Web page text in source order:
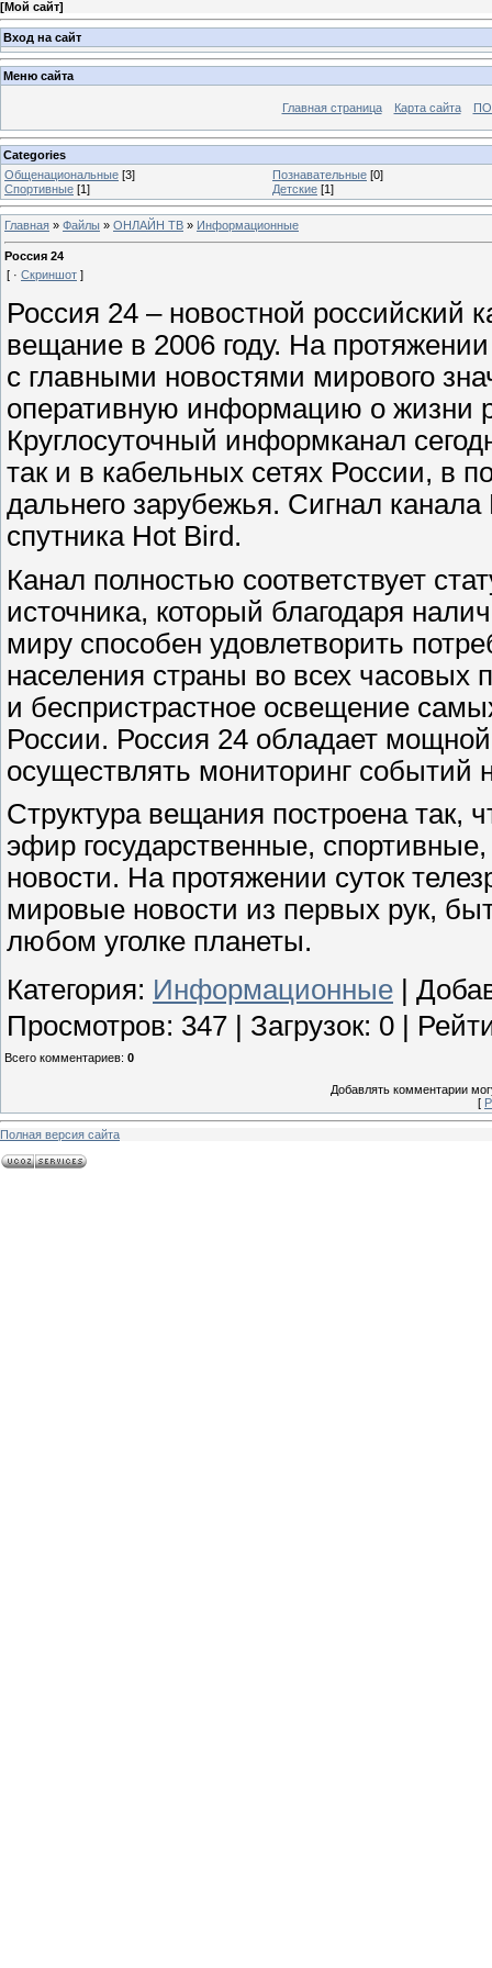
[Мой сайт]
Вход на сайт
Меню сайта
Главная страница Карта сайта
Categories
Общенациональные [3] Познавательные [0]
Спортивные [1] Детские [1]
Главная » Файлы » ОНЛАЙН ТВ » Информационные
Россия 24
[ · Скриншот ]
Россия 24 – новостной российский
вещание в 2006 году. На
с главными новостями мирового
оперативную информацию о жизни
Круглосуточный информканал
так и в кабельных сетях России, в
дальнего зарубежья. Сигнал
спутника Hot Bird.
Канал полностью соответствует
источника, который благодаря
миру способен удовлетворить
населения страны во всех часовых
и беспристрастное освещение
России. Россия 24 обладает
осуществлять мониторинг событий
Структура вещания построена так,
эфир государственные,
новости. На протяжении суток
мировые новости из первых рук,
любом уголке планеты.
Категория: Информационные
Просмотров: 347 Загрузок: 0
Всего комментариев: 0
Добавлять комментарии
[
Полная версия сайта